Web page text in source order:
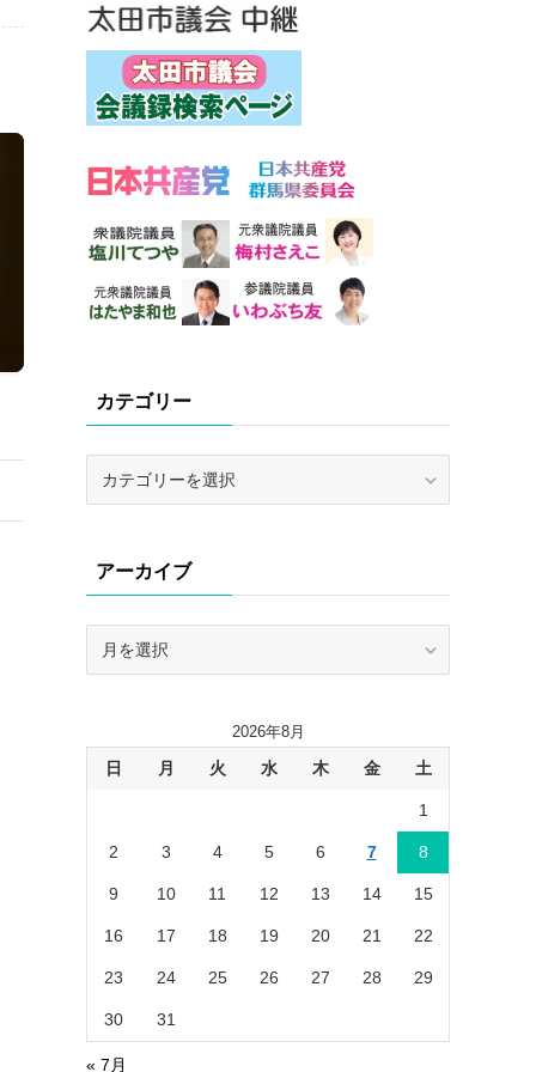
カテゴリー
ーアーカイブ
2026年8月
日 月 火 水 木 金 土
1
2 3 4 5 6 7 8
9 10 11 12 13 14 15
16 17 18 19 20 21 22
23 24 25 26 27 28 29
30 31
« 7月